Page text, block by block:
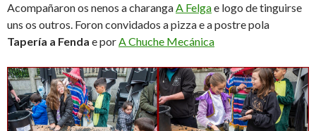
Acompañaron os nenos a charangaA Felgae logo de tinguirse
uns os outros. Foron convidados a pizza e a postre pola
Tapería a Fenda e porA Chuche Mecánica